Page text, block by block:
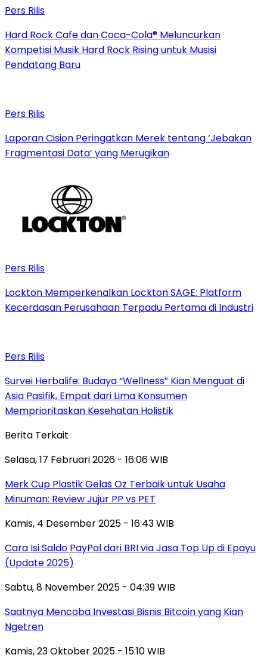
Pers Rilis
Hard Rock Cafe dan Coca-Cola® Meluncurkan
Kompetisi Musik Hard Rock Rising untuk Musisi
Pendatang Baru
Pers Rilis
Laporan Cision Peringatkan Merek tentang ‘Jebakan
Fragmentasi Data’ yang Merugikan
Pers Rilis
Lockton Memperkenalkan Lockton SAGE: Platform
Kecerdasan Perusahaan Terpadu Pertama di Industri
Pers Rilis
Survei Herbalife: Budaya “Wellness” Kian Menguat di
Asia Pasifik, Empat dari Lima Konsumen
Memprioritaskan Kesehatan Holistik
Berita Terkait
Selasa, 17 Februari 2026 - 16:06 WIB
Merk Cup Plastik Gelas Oz Terbaik untuk Usaha
Minuman: Review Jujur PP vs PET
Kamis, 4 Desember 2025 - 16:43 WIB
Cara Isi Saldo PayPal dari BRI via Jasa Top Up di Epayu
(Update 2025)
Sabtu, 8 November 2025 - 04:39 WIB
Saatnya Mencoba Investasi Bisnis Bitcoin yang Kian
Ngetren
Kamis, 23 Oktober 2025 - 15:10 WIB